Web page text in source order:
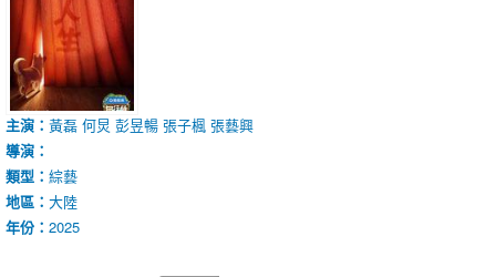
主演： 黃磊 何炅 彭昱暢 張子楓 張藝興
導演：
類型： 綜藝
地區： 大陸
年份： 2025